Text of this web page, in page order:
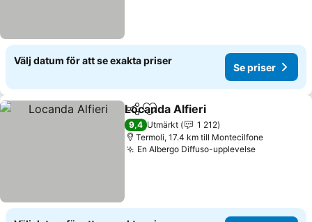
Välj datum för att se exakta priser
Se priser
Dela Lägg till i Mina Favoriter
Locanda Alfieri
9,4 Utmärkt
1 212
Termoli, 17.4 km till Montecilfone
En Albergo Diffuso-upplevelse